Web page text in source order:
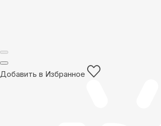
Добавить в Избранное